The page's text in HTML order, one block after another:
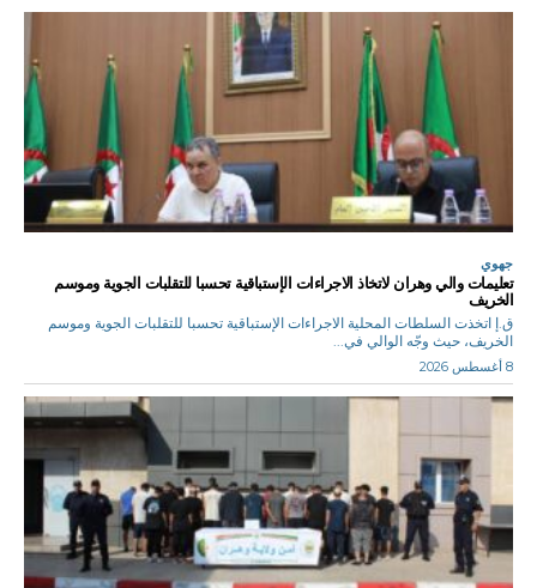
جهوي
تعليمات والي وهران لاتخاذ الاجراءات الإستباقية تحسبا للتقلبات الجوية وموسم
الخريف
ق.إ اتخذت السلطات المحلية الاجراءات الإستباقية تحسبا للتقلبات الجوية وموسم
الخريف، حيث وجّه الوالي في...
8 أغسطس 2026